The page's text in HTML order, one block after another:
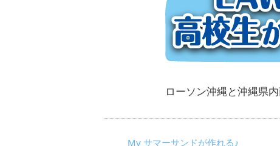
ローソン沖縄と沖縄県
My サマーサンドが作れる♪